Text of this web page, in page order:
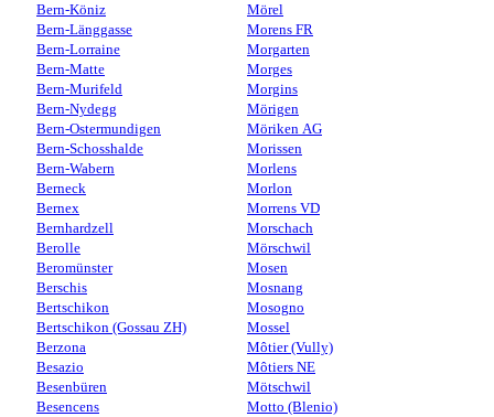
Bern-Köniz
Bern-Länggasse
Bern-Lorraine
Bern-Matte
Bern-Murifeld
Bern-Nydegg
Bern-Ostermundigen
Bern-Schosshalde
Bern-Wabern
Berneck
Bernex
Bernhardzell
Berolle
Beromünster
Berschis
Bertschikon
Bertschikon (Gossau ZH)
Berzona
Besazio
Besenbüren
Besencens
Mörel
Morens FR
Morgarten
Morges
Morgins
Mörigen
Möriken AG
Morissen
Morlens
Morlon
Morrens VD
Morschach
Mörschwil
Mosen
Mosnang
Mosogno
Mossel
Môtier (Vully)
Môtiers NE
Mötschwil
Motto (Blenio)